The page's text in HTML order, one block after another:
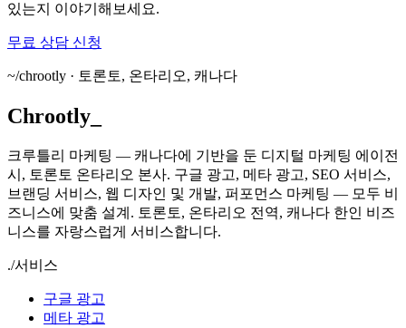
있는지 이야기해보세요.
무료 상담 신청
~/chrootly · 토론토, 온타리오, 캐나다
Chrootly
크루틀리 마케팅 — 캐나다에 기반을 둔 디지털 마케팅 에이전
시, 토론토 온타리오 본사. 구글 광고, 메타 광고, SEO 서비스,
브랜딩 서비스, 웹 디자인 및 개발, 퍼포먼스 마케팅 — 모두 비
즈니스에 맞춤 설계. 토론토, 온타리오 전역, 캐나다 한인 비즈
니스를 자랑스럽게 서비스합니다.
./서비스
구글 광고
메타 광고